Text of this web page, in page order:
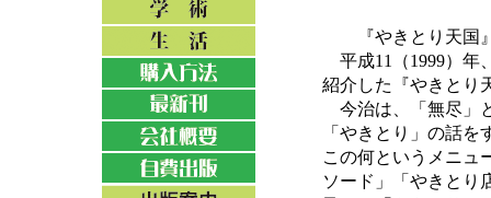
『やきとり天国
平成11（1999）年
紹介した『やきとり
今治は、「無尽」
「やきとり」の話
この何というメニュ
ソード」「やきとり